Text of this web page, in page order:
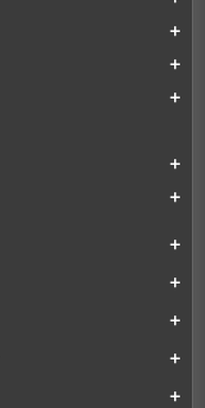
add
add
add
add
add
add
add
add
add
add